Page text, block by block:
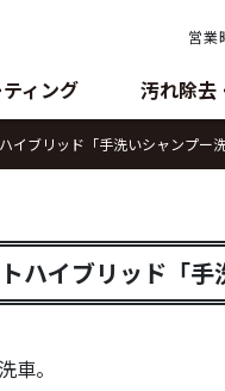
営業
ィング 汚れ除去
イブリッド「手洗いシャンプー洗
ハイブリッド「手
車。